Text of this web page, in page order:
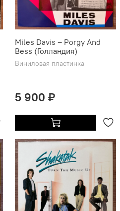
Miles Davis – Porgy And
Bess (Голландия)
Виниловая пластинка
5 900 ₽